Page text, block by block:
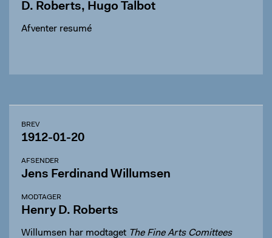
D. Roberts, Hugo Talbot
Afventer resumé
BREV
1912-01-20
AFSENDER
Jens Ferdinand Willumsen
MODTAGER
Henry D. Roberts
Willumsen har modtaget The Fine Arts Comittees